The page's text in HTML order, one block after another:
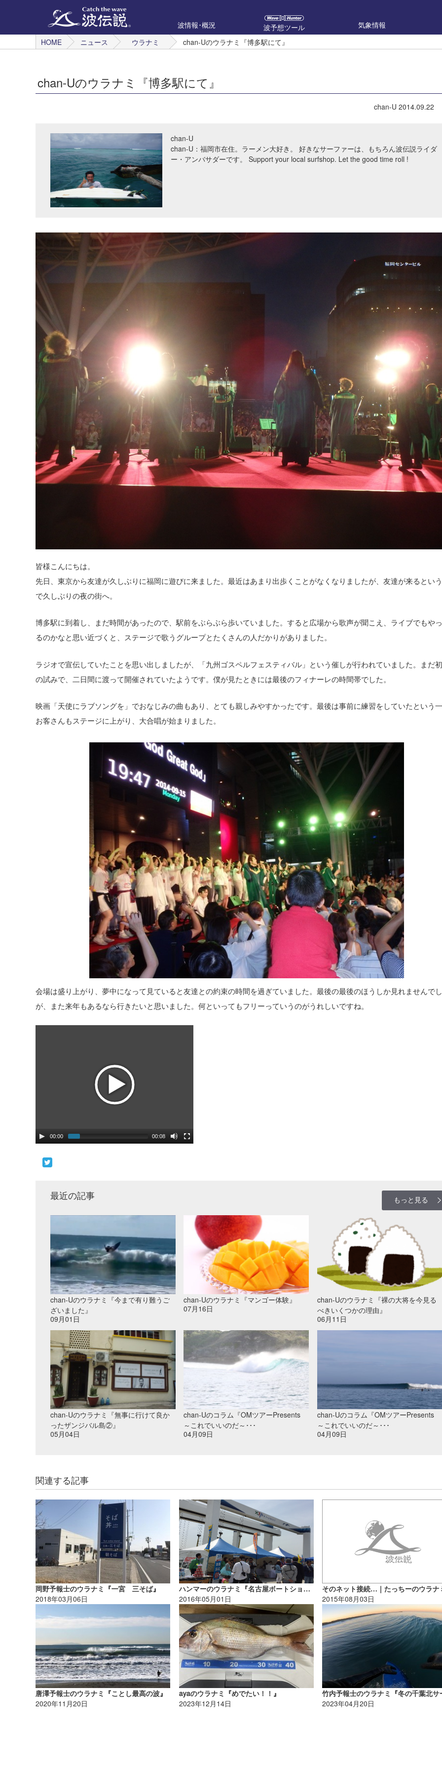
波情報･概況 波予想ツール
気象情報
HOME
ニュース ウラナミ chan-Uのウラナミ『博多駅にて』
chan-Uのウラナミ『博多駅にて』
chan-U 2014.09.22
chan-U
chan-U：福岡市在住。ラーメン大好き。 好きなサーファーは、もちろん波伝説ライダ
ー・アンバサダーです。 Support your local surfshop. Let the good time roll !
皆様こんにちは。
先日、東京から友達が久しぶりに福岡に遊びに来ました。最近はあまり出歩くことがなくなりましたが、友達が来るとい
で久しぶりの夜の街へ。
博多駅に到着し、まだ時間があったので、駅前をぶらぶら歩いていました。すると広場から歌声が聞こえ、ライブでもや
るのかなと思い近づくと、ステージで歌うグループとたくさんの人だかりがありました。
ラジオで宣伝していたことを思い出しましたが、「九州ゴスペルフェスティバル」という催しが行われていました。まだ
の試みで、二日間に渡って開催されていたようです。僕が見たときには最後のフィナーレの時間帯でした。
映画「天使にラブソングを」でおなじみの曲もあり、とても親しみやすかったです。最後は事前に練習をしていたという
お客さんもステージに上がり、大合唱が始まりました。
会場は盛り上がり、夢中になって見ていると友達との約束の時間を過ぎていました。最後の最後のほうしか見れませんで
が、また来年もあるなら行きたいと思いました。何といってもフリーっていうのがうれしいですね。
00:00 00:08
最近の記事 もっと見る
chan-Uのウラナミ『今まで有り難うご
ざいました』
09月01日
chan-Uのウラナミ『マンゴー体験』
07月16日
chan-Uのウラナミ『裸の大将を今見る
べきいくつかの理由』
06月11日
chan-Uのウラナミ『無事に行けて良か
ったザンジバル島②』
05月04日
chan-Uのコラム『OMツアーPresents
～これでいいのだ～･･･
04月09日
chan-Uのコラム『OMツアーPresents
～これでいいのだ～･･･
04月09日
関連する記事
岡野予報士のウラナミ『一宮 三そば』
2018年03月06日
ハンマーのウラナミ『名古屋ボートショー2016』
2016年05月01日
そのネット接続…｜たっちーのウラナ
2015年08月03日
唐澤予報士のウラナミ『ことし最高の波』
2020年11月20日
ayaのウラナミ『めでたい！！』
2023年12月14日
2023年04月20日